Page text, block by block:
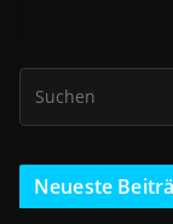
Neueste